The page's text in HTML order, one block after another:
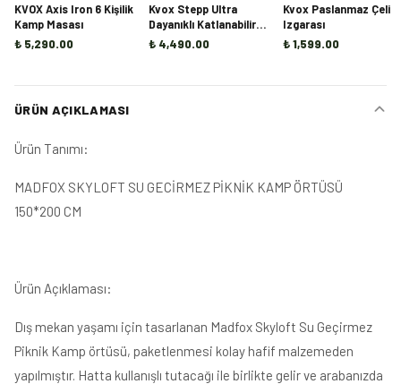
KVOX Axis Iron 6 Kişilik
Kamp Masası
₺ 5,290.00
Kvox Stepp Ultra
Dayanıklı Katlanabilir
Kamp Sandalyesi
₺ 4,490.00
Kvox Paslanmaz Çelik
Izgarası
₺ 1,599.00
ÜRÜN AÇIKLAMASI
Ürün Tanımı:
MADFOX SKYLOFT SU GECİRMEZ PİKNİK KAMP ÖRTÜSÜ
150*200 CM
Ürün Açıklaması:
Dış mekan yaşamı için tasarlanan Madfox Skyloft Su Geçirmez
Piknik Kamp örtüsü, paketlenmesi kolay hafif malzemeden
yapılmıştır. Hatta kullanışlı tutacağı ile birlikte gelir ve arabanızda